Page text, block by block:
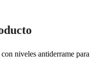
niveles antiderrame para